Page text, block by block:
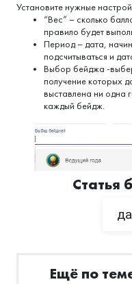
Установите нужные
“Вес” – сколько
правило будет
Период – дата,
подсчитываться и
Выбор бейджа -
получение которых
выставлена ни одна
каждый бейдж.
Статья
да
Ещё по